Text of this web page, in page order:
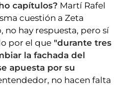
capítulos? Martí Rafel
cuestión a Zeta
no hay respuesta, pero sí
por el que "durante tres
la fachada del
apuesta por su
no hacen falta